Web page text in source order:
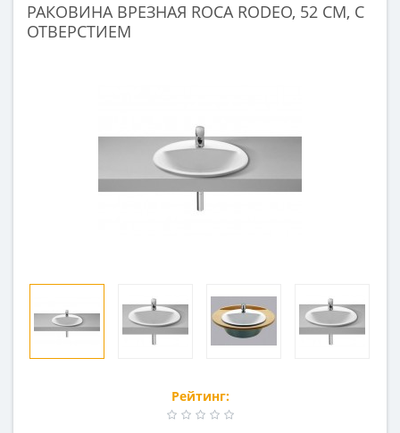
РАКОВИНА ВРЕЗНАЯ ROCA RODEO, 52 СМ, С
ОТВЕРСТИЕМ
Рейтинг: